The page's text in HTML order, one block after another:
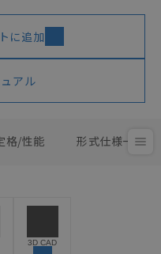
に追加
アル
格/性能 形式仕様一覧
3D CAD